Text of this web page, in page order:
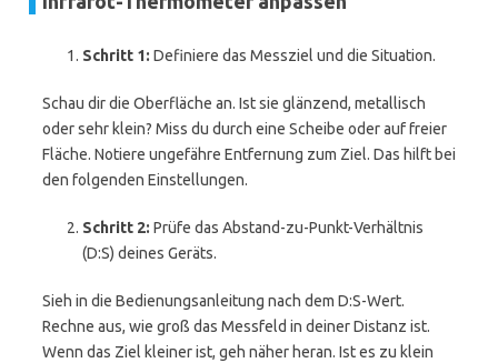
Schritt 1: Definiere das Messziel und die Situation.
Schau dir die Oberfläche an. Ist sie glänzend, metallisch
oder sehr klein? Miss du durch eine Scheibe oder auf freier
Fläche. Notiere ungefähre Entfernung zum Ziel. Das hilft bei
den folgenden Einstellungen.
Schritt 2: Prüfe das Abstand-zu-Punkt-Verhältnis
(D:S) deines Geräts.
Sieh in die Bedienungsanleitung nach dem D:S-Wert.
Rechne aus, wie groß das Messfeld in deiner Distanz ist.
Wenn das Ziel kleiner ist, geh näher heran. Ist es zu klein